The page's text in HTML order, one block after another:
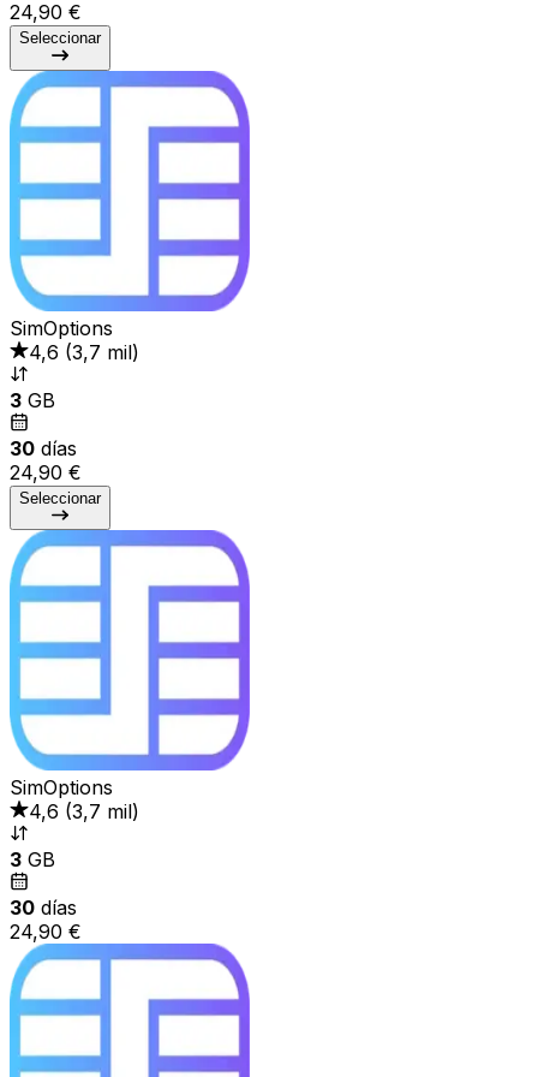
24,90 €
Seleccionar
SimOptions
4,6 (3,7 mil)
3 GB
30 días
24,90 €
Seleccionar
SimOptions
4,6 (3,7 mil)
3 GB
30 días
24,90 €